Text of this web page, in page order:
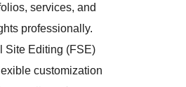
services, and
professionally.
Site Editing (FSE)
customization